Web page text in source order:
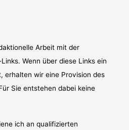
Arbeit mit der
Wenn über diese Links ein
erhalten wir eine Provision des
Sie entstehen dabei keine
ich an qualifizierten